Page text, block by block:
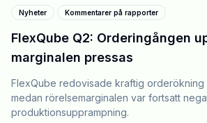
Nyheter Kommentarer på rapporter
FlexQube Q2: Orderingången
marginalen pressas
FlexQube redovisade kraftig orderökning
medan rörelsemarginalen var fortsatt
produktionsupprampning.